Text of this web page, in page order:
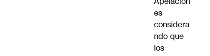
es
considera
ndo que
los